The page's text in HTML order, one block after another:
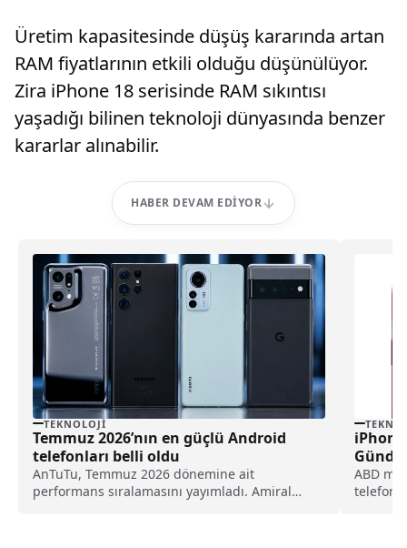
Üretim kapasitesinde düşüş kararında artan
RAM fiyatlarının etkili olduğu düşünülüyor.
Zira iPhone 18 serisinde RAM sıkıntısı
yaşadığı bilinen teknoloji dünyasında benzer
kararlar alınabilir.
HABER DEVAM EDIYOR
TEKNOLOJI
Temmuz 2026’nın en güçlü Android
telefonları belli oldu
AnTuTu, Temmuz 2026 dönemine ait
performans sıralamasını yayımladı. Amiral
iPhone
ABD
telefonu